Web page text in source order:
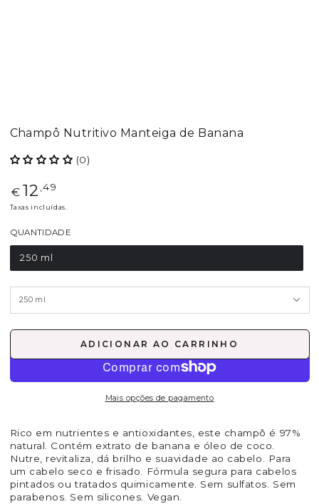
Champô Nutritivo Manteiga de Banana
(0)
Preço
regular
€ 12 ,49
Taxas incluídas.
QUANTIDADE
250 ml
ADICIONAR AO CARRINHO
Mais opções de pagamento
Rico em nutrientes e antioxidantes, este champô é 97%
natural. Contém extrato de banana e óleo de coco.
Nutre, revitaliza, dá brilho e suavidade ao cabelo. Para
um cabelo seco e frisado. Fórmula segura para cabelos
pintados ou tratados quimicamente. Sem sulfatos. Sem
parabenos. Sem silicones. Vegan.